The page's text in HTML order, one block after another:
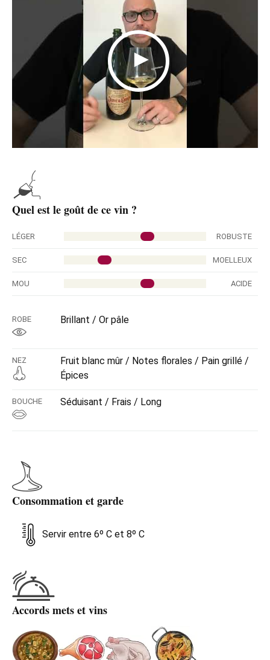
Quel est le goût de ce vin ?
LÉGER ROBUSTE
SEC MOELLEUX
MOU ACIDE
ROBE Brillant / Or pâle
NEZ
Fruit blanc mûr / Notes florales / Pain grillé /
Épices
BOUCHE Séduisant / Frais / Long
Consommation et garde
Servir entre 6º C et 8º C
Accords mets et vins